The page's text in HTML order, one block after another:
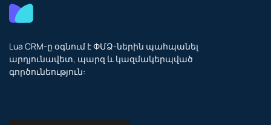
Lua CRM-ը օգնում է ՓՄՁ-ներին պահպանել
արդյունավետ, պարզ և կազմակերպված
գործունեություն: